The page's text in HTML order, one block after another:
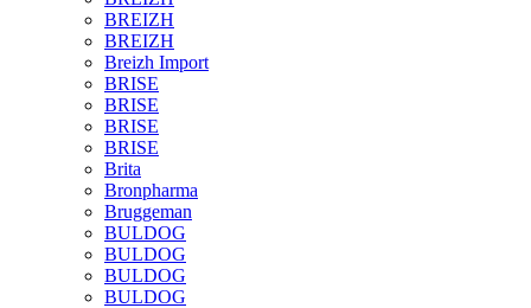
BREIZH
BREIZH
Breizh Import
BRISE
BRISE
BRISE
BRISE
Brita
Bronpharma
Bruggeman
BULDOG
BULDOG
BULDOG
BULDOG